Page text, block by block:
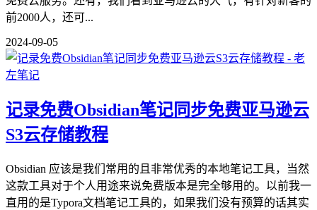
前2000人，还可...
2024-09-05
记录免费Obsidian笔记同步免费亚马逊云
S3云存储教程
Obsidian 应该是我们常用的且非常优秀的本地笔记工具，当然
这款工具对于个人用途来说免费版本是完全够用的。以前我一
直用的是Typora文档笔记工具的，如果我们没有预算的话其实